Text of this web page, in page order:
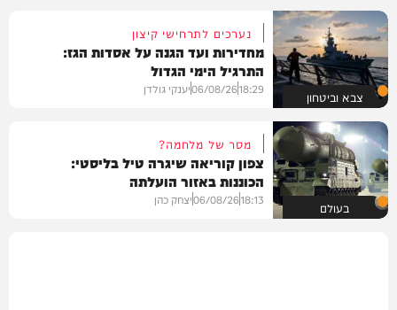
צבא וביטחון
נערכים לתרחישי קיצון
מחדירות ועד הגנה על אסדות הגז:
התרגיל הימי הגדול
18:29
06/08/26יענקי גולדן
בעולם
מסר של מלחמה?
צפון קוריאה שיגרה טיל בליסטי:
הכוננות באזור הועלתה
18:13
06/08/26יצחק כהן